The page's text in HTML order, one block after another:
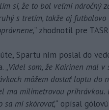
si, že to bol veľmi náročný
s tretím, takže aj
“ zhodnotil pre
Spartu ním poslal do
„Videl som, že Kairinen mal
môžem dostať loptu do
ma milimetrovou prihrávkou.
sa mi skórovať,“ opísal